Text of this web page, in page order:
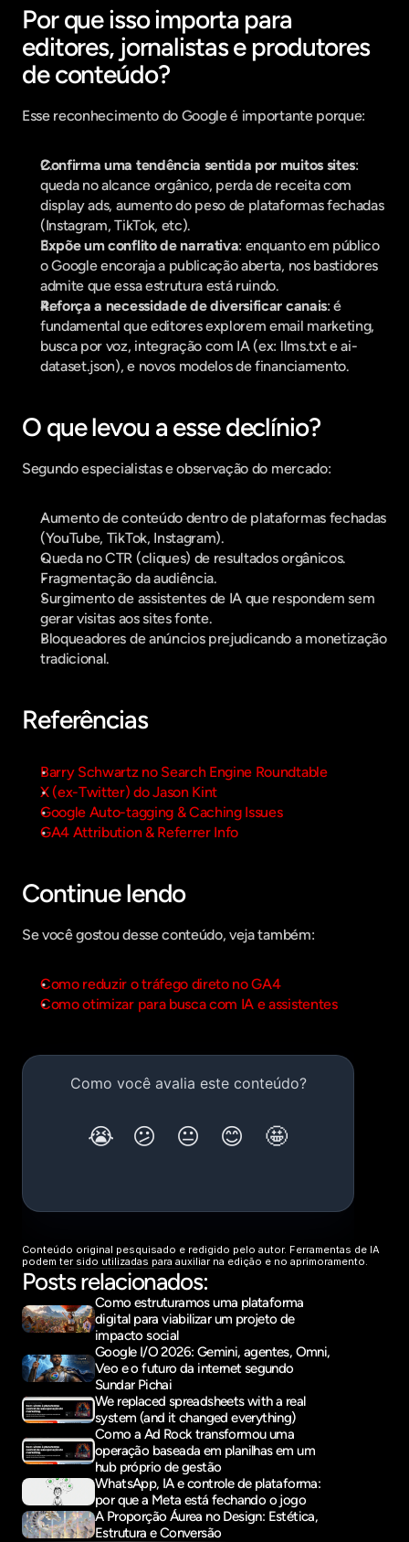
Por que isso importa para
editores, jornalistas e produtores
de conteúdo?
Esse reconhecimento do Google é importante porque:
Confirma uma tendência sentida por muitos sites:
queda no alcance orgânico, perda de receita com
display ads, aumento do peso de plataformas fechadas
(Instagram, TikTok, etc).
Expõe um conflito de narrativa: enquanto em público
o Google encoraja a publicação aberta, nos bastidores
admite que essa estrutura está ruindo.
Reforça a necessidade de diversificar canais: é
fundamental que editores explorem email marketing,
busca por voz, integração com IA (ex: llms.txt e ai-
dataset.json), e novos modelos de financiamento.
O que levou a esse declínio?
Segundo especialistas e observação do mercado:
Aumento de conteúdo dentro de plataformas fechadas
(YouTube, TikTok, Instagram).
Queda no CTR (cliques) de resultados orgânicos.
Fragmentação da audiência.
Surgimento de assistentes de IA que respondem sem
gerar visitas aos sites fonte.
Bloqueadores de anúncios prejudicando a monetização
tradicional.
Referências
Barry Schwartz no Search Engine Roundtable
X (ex-Twitter) do Jason Kint
Google Auto-tagging & Caching Issues
GA4 Attribution & Referrer Info
Continue lendo
Se você gostou desse conteúdo, veja também:
Como reduzir o tráfego direto no GA4
Como otimizar para busca com IA e assistentes
Conteúdo original pesquisado e redigido pelo autor. Ferramentas de IA
podem ter sido utilizadas para auxiliar na edição e no aprimoramento.
Posts relacionados:
Como estruturamos uma plataforma
digital para viabilizar um projeto de
impacto social
Google I/O 2026: Gemini, agentes, Omni,
Veo e o futuro da internet segundo
Sundar Pichai
We replaced spreadsheets with a real
system (and it changed everything)
Como a Ad Rock transformou uma
operação baseada em planilhas em um
hub próprio de gestão
WhatsApp, IA e controle de plataforma:
por que a Meta está fechando o jogo
A Proporção Áurea no Design: Estética,
Estrutura e Conversão